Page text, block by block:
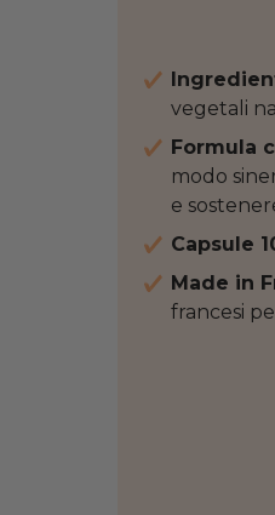
vegetali
Formula
modo
e
Capsule
Made in
francesi